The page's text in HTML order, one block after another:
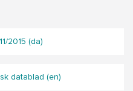
2015 (da)
datablad (en)